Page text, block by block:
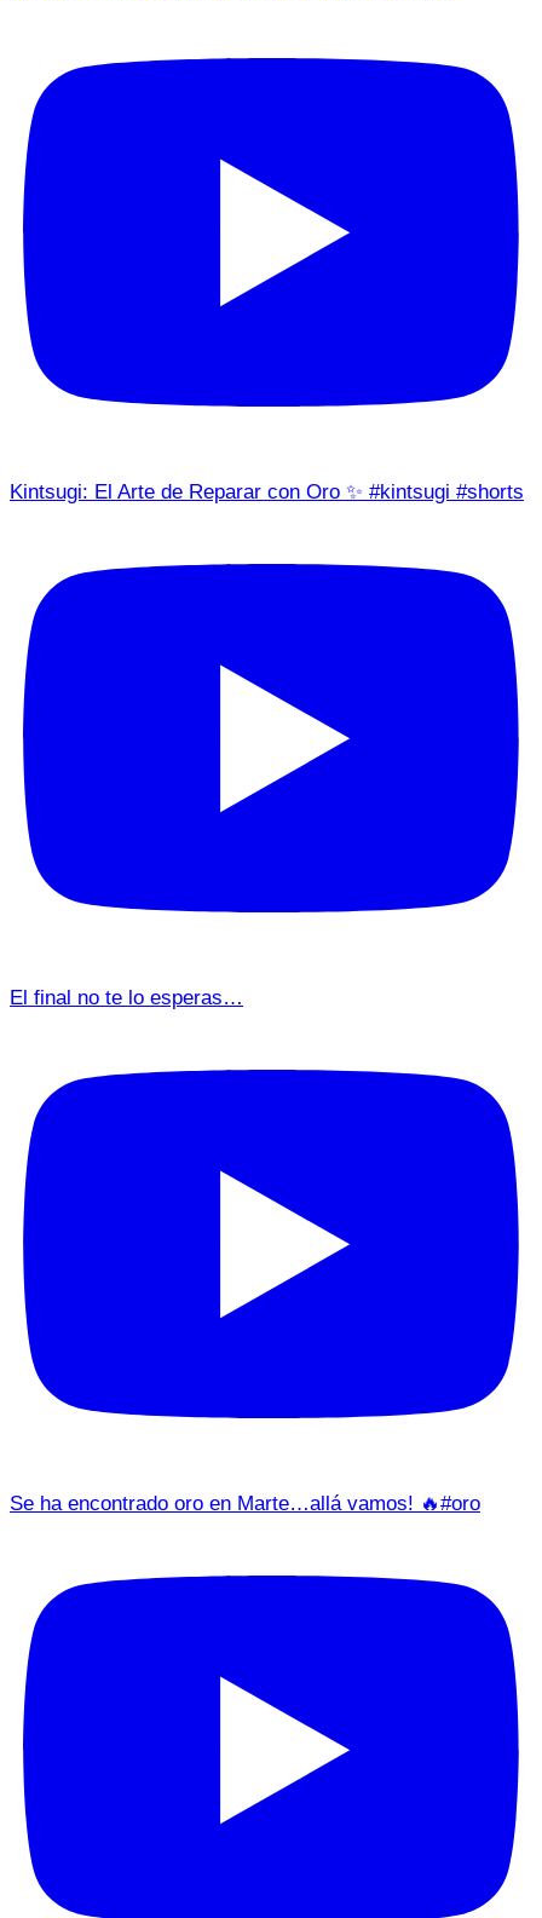
Kintsugi: El Arte de Reparar con Oro ✨ #kintsugi #shorts
El final no te lo esperas…
Se ha encontrado oro en Marte…allá vamos! 🔥#oro